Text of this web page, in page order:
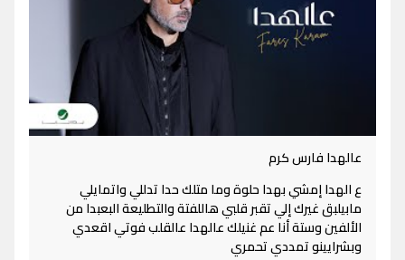
عالهدا فارس كرم
ع الهدا إمشي بهدا حلوة وما متلك حدا تدللي واتمايلي
مابيلبق غيرك إلي تقبر قلبي هاللفتة والتطليعة البعبدا من
الألفين وستة أنا عم غنيلك عالهدا عالقلب فوتي اقعدي
وبشرايينو تمددي تحمري